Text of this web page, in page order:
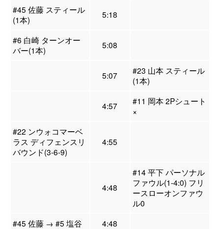
#45 佐藤 スティール
(1本)
5:18
#6 白崎 ターンオー
バー(1本)
5:08
5:07
#23 山本 スティール
(1本)
4:57
#11 岡本 2Pシュート
×
#22 ンウォコマーベ
ラス ディフェンスリ
バウンド(3-6-9)
4:55
4:48
#14 平下 パーソナル
ファウル(1-4:0) フリ
ースローオンファウ
ル0
#45 佐藤 → #5 塩谷
4:48